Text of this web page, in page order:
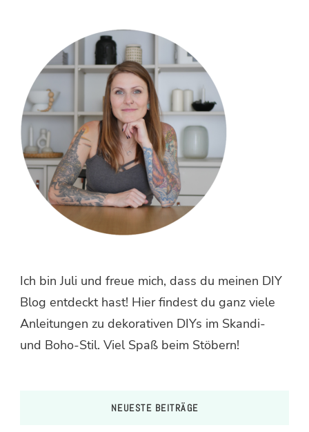
Ich bin Juli und freue mich, dass du meinen DIY
Blog entdeckt hast! Hier findest du ganz viele
Anleitungen zu dekorativen DIYs im Skandi-
und Boho-Stil. Viel Spaß beim Stöbern!
NEUESTE BEITRÄGE